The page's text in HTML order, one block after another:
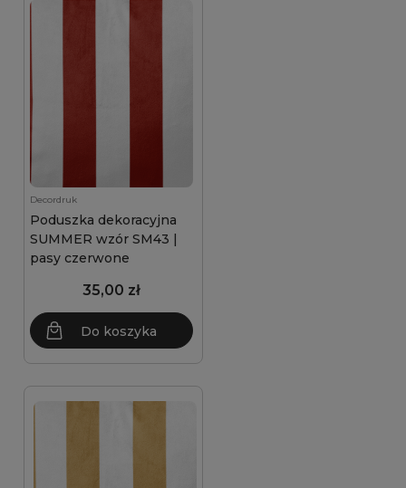
Decordruk
Poduszka dekoracyjna
SUMMER wzór SM43 |
pasy czerwone
35,00 zł
Do koszyka